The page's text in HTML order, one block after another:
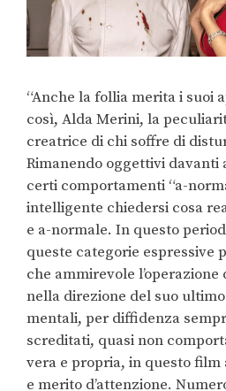
“Anche la follia merita i suoi
così, Alda Merini, la
creatrice di chi soffre di
Rimanendo oggettivi davanti
certi comportamenti “a-
intelligente chiedersi cosa
e a-normale. In questo
queste categorie espressive
che ammirevole l’operazione
nella direzione del suo
mentali, per diffidenza
screditati, quasi non
vera e propria, in questo
e merito d’attenzione.